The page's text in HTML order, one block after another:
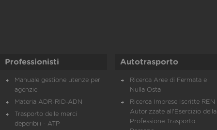
Professionisti
Manuale gestione utenze per
agenzie
Materia ADR-RID-ADN
Trasporto delle merci
deperibili - ATP
Autotrasporto
Ricerca Aree di Fermata e
Nulla Osta
Ricerca Imprese Iscritte REN
Autorizzate all'Esercizio della
Professione Trasporto